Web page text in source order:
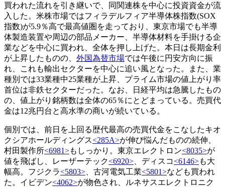
買われた流れを引き継いで、同関連株を中心に投資資金が流
入した。米株市場ではフィラデルフィア半導体株指数(SOX
指数)が5.9％高で最高値圏を走っており、東京市場でも半導
体製造装置や周辺の部品メーカー、半導体材料を手掛ける企
業などを中心に買われ、全体を押し上げた。本日は長期金利
が上昇したものの、 外国為替市場では午後に円安方向に振
れ、これも輸出セクターを中心に追い風となった。また、業
種別では33業種中25業種が上昇、プライム市場の値上がり率
首位は非鉄セクターだった。なお、日経平均は急騰したもの
の、値上がり銘柄数は全体の65％にとどまっている。売買代
金は12兆円台と高水準の商いが続いている。
個別では、前日を上回る歴代最高の売買代金をこなしたキオ
クシアホールディングス<285A>が伸び悩んだものの続伸、
村田製作所<6981>もしっかり。東京エレクトロン<8035>が
値を飛ばし、レーザーテック<6920> 、ディスコ<6146>も大
幅高。フジクラ<5803> 、古河電気工業<5801>なども買われ
た。イビデン<4062>が物色され、ルネサスエレクトロニク